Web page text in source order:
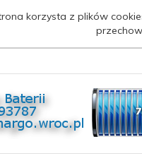
korzysta z plików